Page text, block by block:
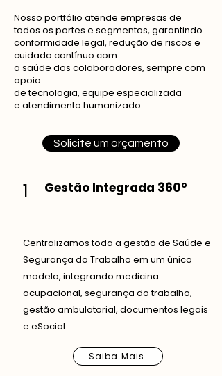
Nosso portfólio atende empresas de
todos os portes e segmentos, garantindo
conformidade legal, redução de riscos e
cuidado contínuo com
a saúde dos colaboradores, sempre com
apoio
de tecnologia, equipe especializada
e atendimento humanizado.
Solicite um orçamento
1 Gestão Integrada 360°
Centralizamos toda a gestão de Saúde e
Segurança do Trabalho em um único
modelo, integrando medicina
ocupacional, segurança do trabalho,
gestão ambulatorial, documentos legais
e eSocial.
Saiba Mais